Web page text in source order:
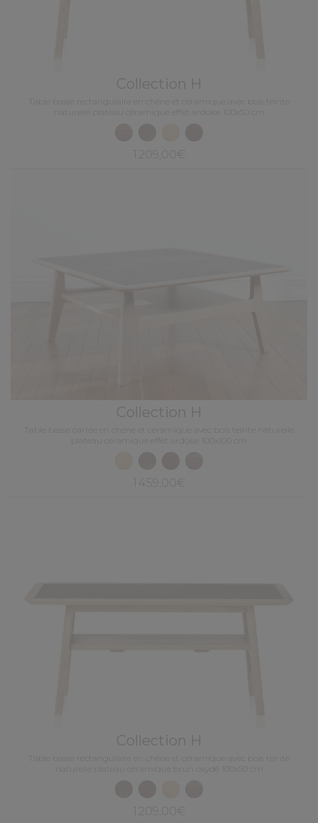
Collection H
Table basse rectangulaire en chêne et céramique avec bois teinte
naturelle plateau céramique effet ardoise 100x50 cm
1 209,00€
Collection H
Table basse carrée en chêne et céramique avec bois teinte naturelle
plateau céramique effet ardoise 100x100 cm
1 459,00€
Collection H
Table basse rectangulaire en chêne et céramique avec bois teinte
naturelle plateau céramique brun oxydé 100x50 cm
1 209,00€